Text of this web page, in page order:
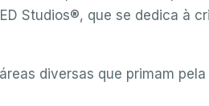
Studios®, que se dedica à
diversas que primam